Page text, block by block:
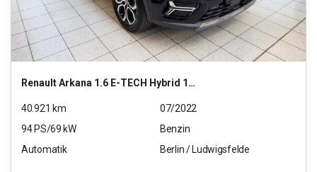
RenaultArkana 1.6 E-TECH Hybrid 145 Intens (EURO 6d)
40.921 km
07/2022
94PS/69 kW
Benzin
Automatik
Berlin / Ludwigsfelde